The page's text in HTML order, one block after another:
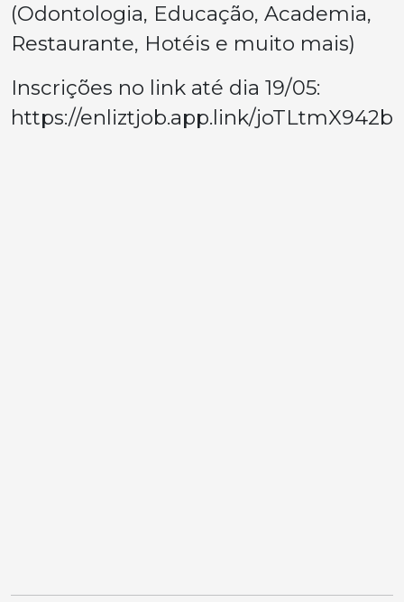
(Odontologia, Educação, Academia,
Restaurante, Hotéis e muito mais)
Inscrições no link até dia 19/05:
https://enliztjob.app.link/joTLtmX942b